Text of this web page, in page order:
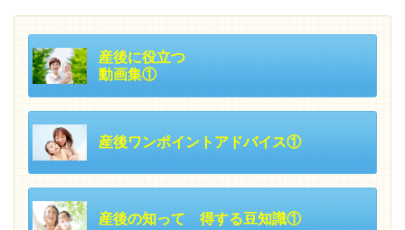
産後に役立つ
動画集①
産後ワンポイントアドバイス①
産後の知って 得する豆知識①